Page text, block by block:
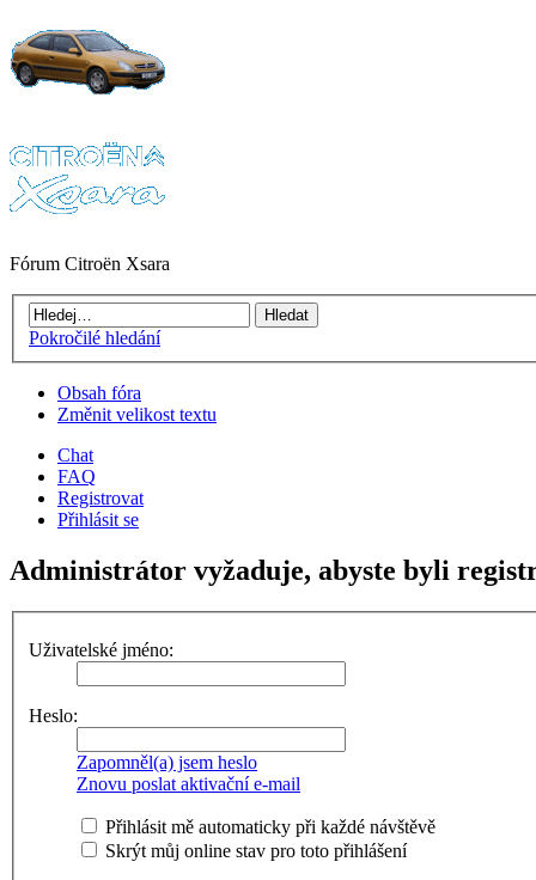
Fórum Citroën Xsara
Pokročilé hledání
Obsah fóra
Změnit velikost textu
Chat
FAQ
Registrovat
Přihlásit se
Administrátor vyžaduje, abyste byli
Uživatelské jméno:
Heslo:
Zapomněl(a) jsem heslo
Znovu poslat aktivační e-mail
Přihlásit mě automaticky při každé návštěvě
Skrýt můj online stav pro toto přihlášení